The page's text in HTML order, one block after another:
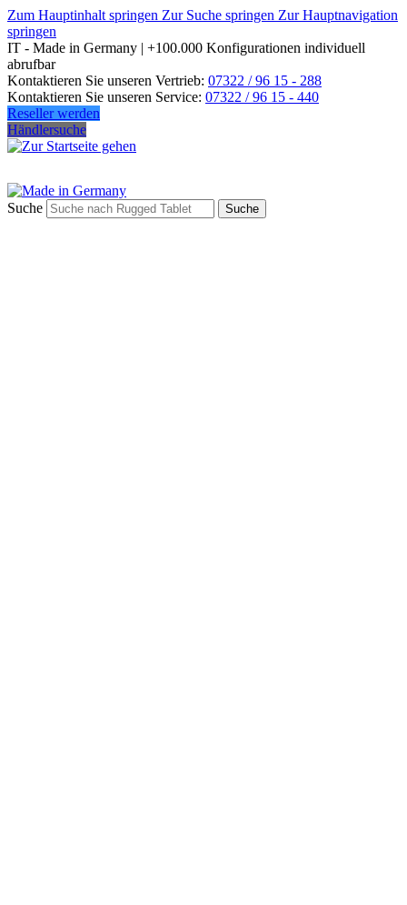
Zum Hauptinhalt springen Zur Suche springen Zur Hauptnavigation
springen
IT - Made in Germany | +100.000 Konfigurationen individuell
abrufbar
Kontaktieren Sie unseren Vertrieb: 07322 / 96 15 - 288
Kontaktieren Sie unseren Service: 07322 / 96 15 - 440
Reseller werden
Händlersuche
Suche Suche